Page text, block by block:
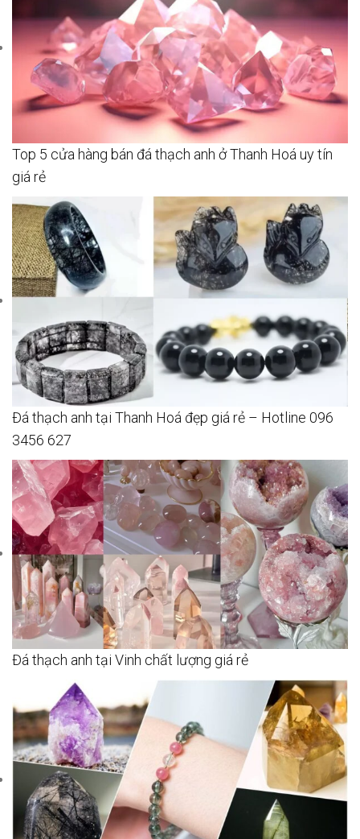
Top 5 cửa hàng bán đá thạch anh ở Thanh Hoá uy tín
giá rẻ
Đá thạch anh tại Thanh Hoá đẹp giá rẻ – Hotline 096
3456 627
Đá thạch anh tại Vinh chất lượng giá rẻ